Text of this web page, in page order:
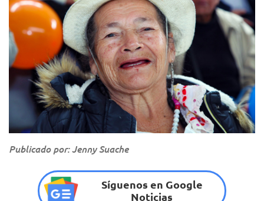
Publicado por: Jenny Suache
Síguenos en Google
Noticias